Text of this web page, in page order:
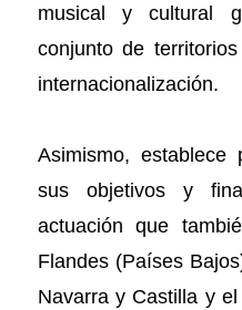
musical y cultural
conjunto de
internacionalización.
Asimismo,
sus objetivos y
actuación que
Flandes (Países
Navarra y Castilla y